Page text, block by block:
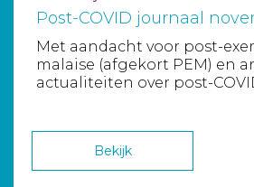
Post-COVID journaal
Met aandacht voor post-
malaise (afgekort PEM) en
actualiteiten over post-
Bekijk